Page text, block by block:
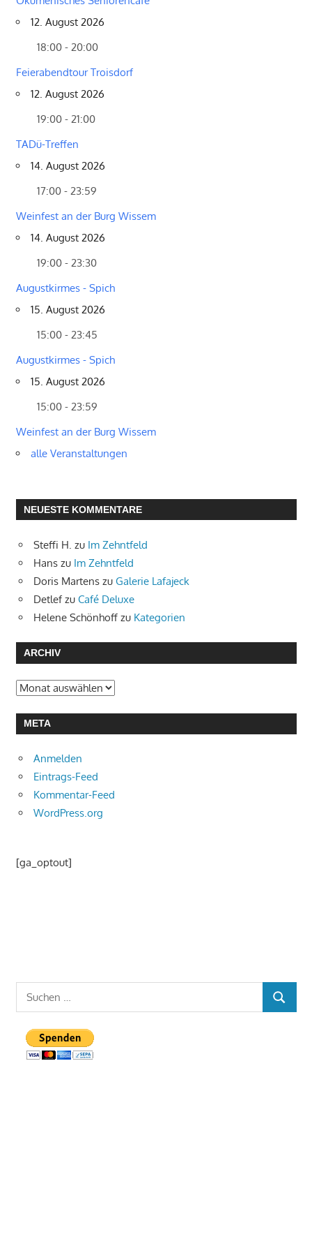
12. August 2026
18:00 - 20:00
Feierabendtour Troisdorf
12. August 2026
19:00 - 21:00
TADü-Treffen
14. August 2026
17:00 - 23:59
Weinfest an der Burg Wissem
14. August 2026
19:00 - 23:30
Augustkirmes - Spich
15. August 2026
15:00 - 23:45
Augustkirmes - Spich
15. August 2026
15:00 - 23:59
Weinfest an der Burg Wissem
alle Veranstaltungen
NEUESTE KOMMENTARE
Steffi H. zu Im Zehntfeld
Hans zu Im Zehntfeld
Doris Martens zu Galerie Lafajeck
Detlefzu Café Deluxe
Helene Schönhoff zu Kategorien
ARCHIV
Archiv
META
Anmelden
Eintrags-Feed
Kommentar-Feed
WordPress.org
[ga_optout]
Suchen
nach:
SUCHEN